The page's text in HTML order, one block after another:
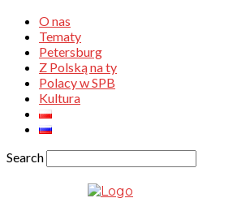
O nas
Tematy
Petersburg
Z Polską na ty
Polacy w SPB
Kultura
Search